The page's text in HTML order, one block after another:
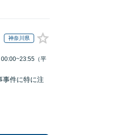
神奈川県
（平
事件に特に注